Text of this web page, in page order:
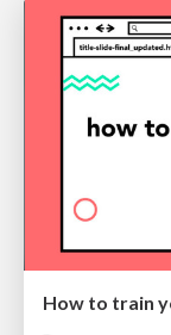
How to train